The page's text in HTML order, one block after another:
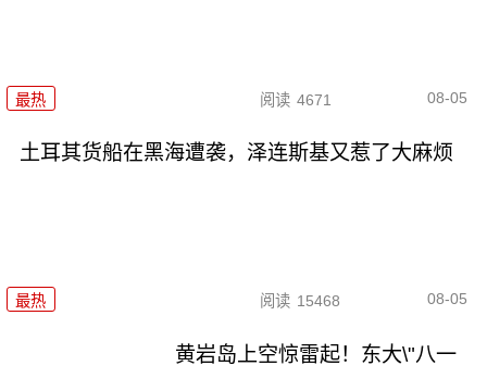
最热 阅读 4671 08-05
土耳其货船在黑海遭袭，泽连斯基又惹了大麻烦
最热 阅读 15468 08-05
黄岩岛上空惊雷起！东大\"八一